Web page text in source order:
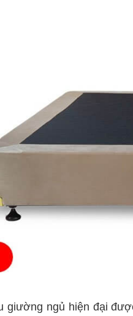
giường ngủ hiện đại